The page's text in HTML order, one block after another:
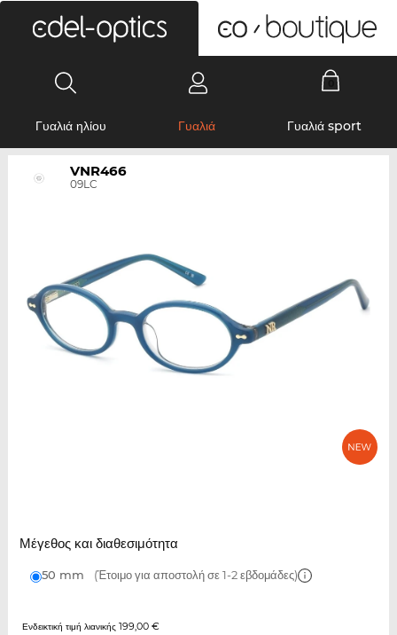
Γυαλιά ηλίου Γυαλιά Γυαλιά sport
VNR466
09LC
Μέγεθος και διαθεσιμότητα
50 mm (Έτοιμο για αποστολή σε 1-2 εβδομάδες)
Ενδεικτική τιμή λιανικής 199,00 €